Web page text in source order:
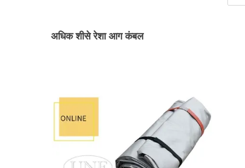
अधिक शीसे रेशा आग कंबल